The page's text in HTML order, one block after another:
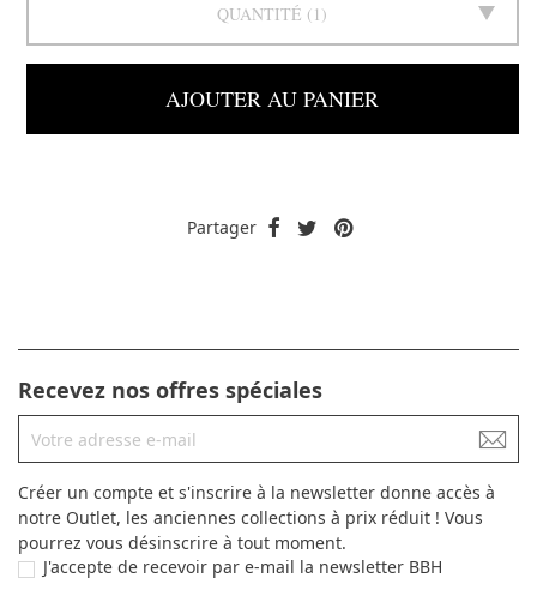
QUANTITÉ 1
AJOUTER AU PANIER
Partager
Recevez nos offres spéciales
Créer un compte et s'inscrire à la newsletter donne accès à
notre Outlet, les anciennes collections à prix réduit ! Vous
pourrez vous désinscrire à tout moment.
J'accepte de recevoir par e-mail la newsletter BBH